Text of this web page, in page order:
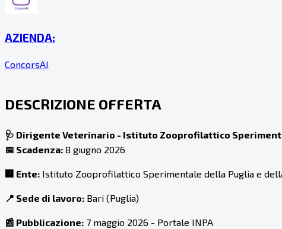
AZIENDA:
ConcorsAI
DESCRIZIONE OFFERTA
🩺 Dirigente Veterinario - Istituto Zooprofilattico
📅 Scadenza: 8 giugno 2026
🏢 Ente: Istituto Zooprofilattico Sperimentale della Puglia e
📍 Sede di lavoro: Bari (Puglia)
📰 Pubblicazione: 7 maggio 2026 - Portale INPA